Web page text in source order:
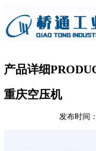
产品详细
重庆空压机
发布时间